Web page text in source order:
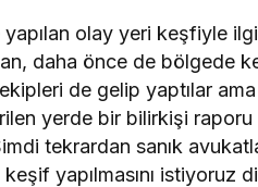
olay yeri keşfiyle
daha önce de bölgede
de gelip yaptılar
yerde bir bilirkişi raporu
tekrardan sanık
yapılmasını istiyoruz